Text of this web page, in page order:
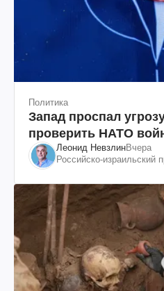
Политика
Запад проспал
проверить НАТО
Леонид НевзлинВчера
Российско-израильский
"ЮКОСа"